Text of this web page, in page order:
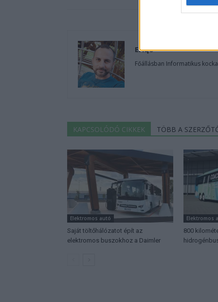
Eriqo
Főállásban Informatikus
KAPCSOLÓDÓ CIKKEK TÖBB A
Elektromos autó
Saját töltőhálózatot épít az
elektromos buszokhoz a Daimler
Elektromos
800